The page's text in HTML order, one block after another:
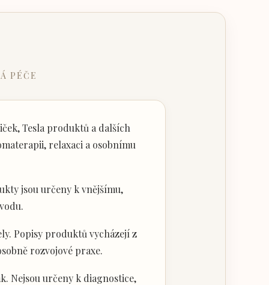
PÉČE
Tesla produktů a dalších
relaxaci a osobnímu
jsou určeny k vnějšímu,
Popisy produktů vycházejí z
rozvojové praxe.
Nejsou určeny k diagnostice,